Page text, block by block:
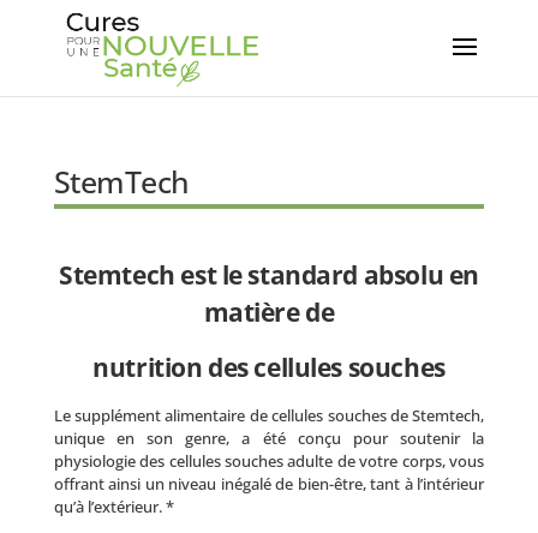
StemTech
Stemtech est le standard absolu en
matière de
nutrition des cellules souches
Le supplément alimentaire de cellules souches de Stemtech,
unique en son genre, a été conçu pour soutenir la
physiologie des cellules souches adulte de votre corps, vous
offrant ainsi un niveau inégalé de bien-être, tant à l’intérieur
qu’à l’extérieur. *